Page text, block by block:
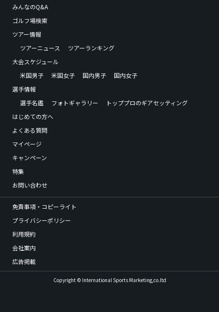
みんなのQ&A
ゴルフ場検索
ツアー情報
ツアーニュース
ツアーランキング
大会スケジュール
米国男子
米国女子 国内男子
国内女子
選手情報
選手名鑑
フォトギャラリー
トッププロのギアセッティング
はじめての方へ
よくある質問
マイページ
キャンペーン
特集
お問い合わせ
免責事項・コピーライト
プライバシーポリシー
利用規約
会社案内
広告掲載
Copyright © International Sports Marketing,co.ltd